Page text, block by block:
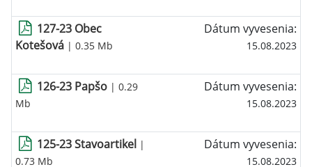
127-23 Obec
Kotešová | 0.35 Mb
Dátum vyvesenia:
15.08.2023
126-23 Papšo | 0.29
Mb
Dátum vyvesenia:
15.08.2023
125-23 Stavoartikel |
0.73 Mb
Dátum vyvesenia:
15.08.2023